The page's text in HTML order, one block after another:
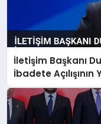
İletişim Başkanı
İbadete